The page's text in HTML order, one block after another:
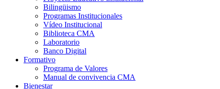
Bilingüismo
Programas Institucionales
Vídeo Institucional
Biblioteca CMA
Laboratorio
Banco Digital
Formativo
Programa de Valores
Manual de convivencia CMA
Bienestar